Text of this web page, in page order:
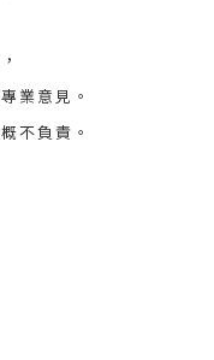
業意見。
不負責。